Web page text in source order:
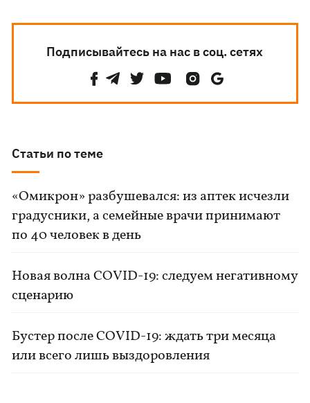
Подписывайтесь на нас в соц. сетях
Статьи по теме
«Омикрон» разбушевался: из аптек исчезли
градусники, а семейные врачи принимают
по 40 человек в день
Новая волна COVID-19: следуем негативному
сценарию
Бустер после COVID-19: ждать три месяца
или всего лишь выздоровления